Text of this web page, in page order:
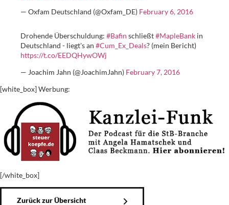
— Oxfam Deutschland (@Oxfam_DE) February 6, 2016
Drohende Überschuldung: #Bafin schließt#MapleBank in
Deutschland - liegt's an #Cum_Ex_Deals? (mein Bericht)
https://t.co/EEDQHywOWj
— Joachim Jahn (@JoachimJahn) February 7, 2016
[white_box] Werbung:
[/white_box]
Zurück zur Übersicht